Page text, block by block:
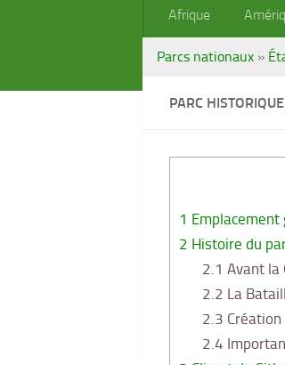
Afrique
Parcs nationaux »
PARC
1 Emplacement
2 Histoire du
2.1 Avant la
2.2 La
2.3
2.4